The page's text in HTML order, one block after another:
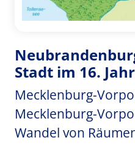
Stadt im 16.
Mecklenburg-
Mecklenburg-
Wandel von